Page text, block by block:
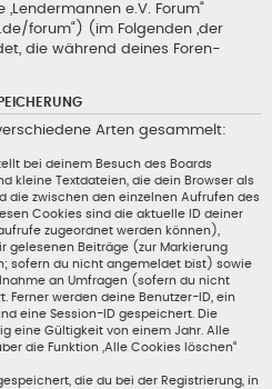
e.V. Forum“
forum“) (im Folgenden „der
die während deines Foren-
Arten gesammelt:
bei deinem Besuch des Boards
kleine Textdateien, die dein Browser als
die zwischen den einzelnen Aufrufen des
Cookies sind die aktuelle ID deiner
zugeordnet werden können),
gelesenen Beiträge (zur Markierung
sofern du nicht angemeldet bist) sowie
an Umfragen (sofern du nicht
Ferner werden deine Benutzer-ID, ein
eine Session-ID gespeichert. Die
eine Gültigkeit von einem Jahr. Alle
die Funktion „Alle Cookies löschen“
die du bei der Registrierung, in